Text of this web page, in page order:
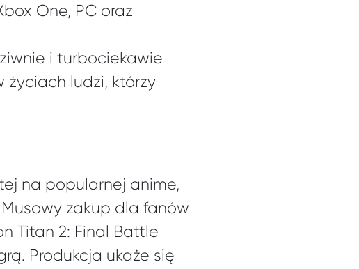
One, PC oraz
i turbociekawie
życiach ludzi, którzy
na popularnej anime,
zakup dla fanów
Titan 2: Final Battle
Produkcja ukaże się